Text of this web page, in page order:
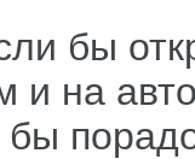
бы
и на
бы